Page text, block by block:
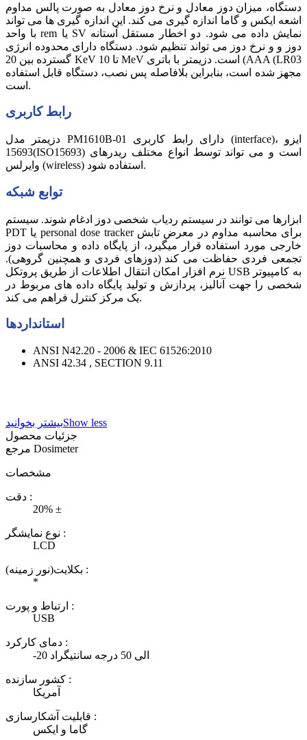
دستگاه، میزان دوز معادل و نرخ دوز معادل به صورت پالس مداوم
اشعه ایکس و گاما اندازه گیری می کند. این اندازه گیری ها می تواند
با واحد rem یا SV نمایش داده می شود. دو اخطار مستقل آستانه
دوز و و نرخ دوز می تواند تنظیم شود. دستگاه دارای محدوده انرژی
گسترده بین 20 KeV تا 10 MeV است. دزیمتر با باتری (AAA (LR03
مجهز شده است، بنابراین بلافاصله پس نصب، دستگاه قابل استفاده
است.
رابط کاربری
دزیمتر مدل PM1610B-01 دارای رابط کاربری (interface)، ایزو
15693(ISO15693) است و می تواند توسط انواع مختلف ریدرهای
وایرلس (wireless) استفاده شود.
توابع شبکه
ابزارها می توانند در سیستم ردیاب شخصی دوز ادغام شوند. سیستم
PDT یا personal dose tracker برای محاسبه مداوم در معرض تابش
خارجی مورد استفاده قرار میگیرد، از پایگاه داده و محاسبات دوز
تجمعی فردی حفاظت می کند (دوزهای فردی و همچنین گروهی).
نرم افزار امکان انتقال اطلاعات از طریق پروتکل USB به کامپیوتر
شخصی را جهت آنالیز، پردازش و تولید پایگاه داده های مربوط در
یک مرکز کنترل فراهم می کند.
ANSI N42.20 - 2006 & IEC 61526:2010
ANSI 42.34 , SECTION 9.11
بیشتر بخوانیدShow less
جزئیات محصول
Dosimeter
مشخصات
دقت :
20% ±
نوع نمایشگر :
LCD
بکلایت(نور زمینه) :
*
ارتباط و پورت :
USB
دمای کارکرد :
-20 الی 50 درجه سانتیگراد
کشور سازنده :
آمریکا
قابلیت آشکارسازی :
گاما و ایکس